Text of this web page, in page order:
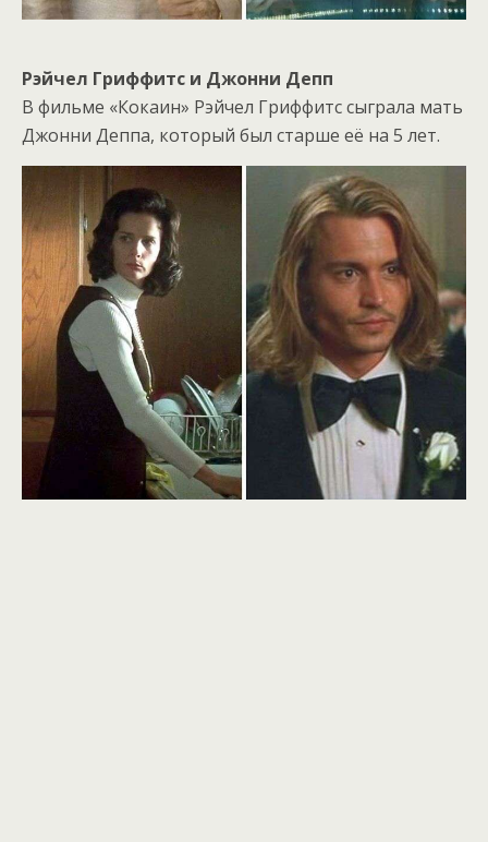
Рэйчел Гриффитс и Джонни Депп
В фильме «Кокаин» Рэйчел Гриффитс сыграла мать
Джонни Деппа, который был старше её на 5 лет.